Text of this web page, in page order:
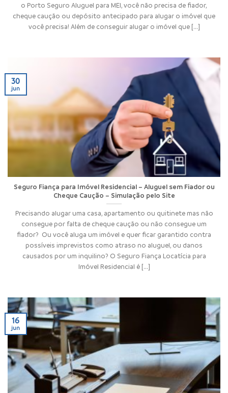
o Porto Seguro Aluguel para MEI, você não precisa de fiador,
cheque caução ou depósito antecipado para alugar o imóvel que
você precisa! Além de conseguir alugar o imóvel que [...]
Seguro Fiança para Imóvel Residencial – Aluguel sem Fiador ou
Cheque Caução – Simulação pelo Site
Precisando alugar uma casa, apartamento ou quitinete mas não
consegue por falta de cheque caução ou não consegue um
fiador? Ou você aluga um imóvel e quer ficar garantido contra
possíveis imprevistos como atraso no aluguel, ou danos
causados por um inquilino? O Seguro Fiança Locatícia para
Imóvel Residencial é [...]
30
jun
16
jun